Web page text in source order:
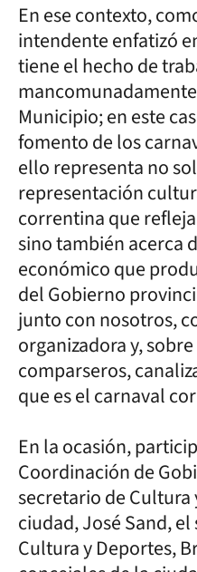
En ese contexto,
intendente enfatizó
tiene el hecho de
Municipio; en este
fomento de los
ello representa no
representación
correntina que
sino también acerca
económico que
del Gobierno
junto con nosotros,
organizadora y,
comparseros,
que es el carnaval
En la ocasión,
Coordinación de
secretario de Cultura
ciudad, José Sand,
Cultura y Deportes,